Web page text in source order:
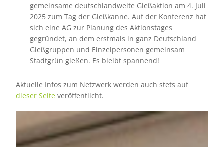
gemeinsame deutschlandweite Gießaktion am 4. Juli
2025 zum Tag der Gießkanne. Auf der Konferenz hat
sich eine AG zur Planung des Aktionstages
gegründet, an dem erstmals in ganz Deutschland
Gießgruppen und Einzelpersonen gemeinsam
Stadtgrün gießen. Es bleibt spannend!
Aktuelle Infos zum Netzwerk werden auch stets auf
dieser Seite veröffentlicht.